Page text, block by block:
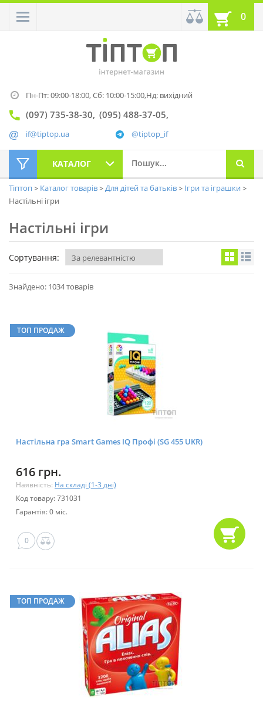
0
Пн-Пт: 09:00-18:00,Сб: 10:00-15:00,Нд: вихідний
(097) 735-38-30 (095) 488-37-05
@tiptop_if
if@tiptop.ua
КАТАЛОГ
Тіптоп Каталог товарів Для дітей та батьків
Ігри та іграшки
Настільні ігри
Настільні ігри
Сортування:
Знайдено: 1034 товарів
ТОП ПРОДАЖ
Настільна гра Smart Games IQ Профі (SG 455 UKR)
616 грн.
Наявність: На складі (1-3 дні)
Код товару: 731031
Гарантія: 0 міс.
0
ТОП ПРОДАЖ